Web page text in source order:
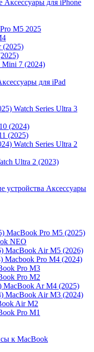
Аксессуары для iPhone
M5 2025
(2025)
Mini 7 (2024)
для iPad
Watch Series Ultra 3
(2024)
(2025)
Watch Series Ultra 2
Ultra 2 (2023)
Аксессуары
MacBook Pro M5 (2025)
NEO
MacBook Air M5 (2026)
Macbook Pro M4 (2024)
Pro M3
Pro M2
MacBook Ar M4 (2025)
MacBook Air M3 (2024)
Air M2
Pro M1
к MacBook